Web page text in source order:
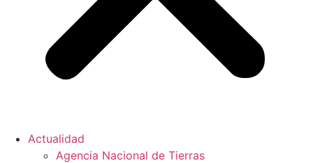
Actualidad
Agencia Nacional de Tierras